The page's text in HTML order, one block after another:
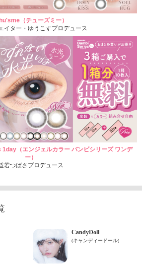
（チューズミー）
イター・ゆうこすプロデュース
（エンジェルカラー バンビシリーズ ワンデ
ー）
若つばさプロデュース